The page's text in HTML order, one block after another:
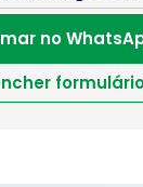
no